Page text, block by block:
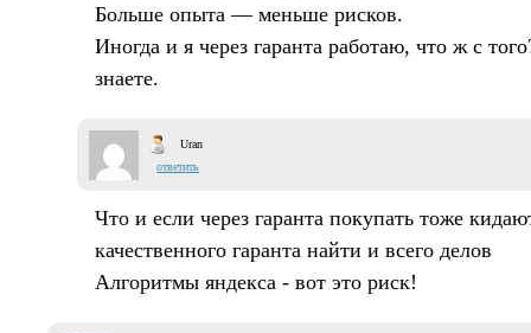
Больше опыта — меньше рисков.
Иногда и я через гаранта работаю, что ж с
знаете.
Uran
ответить
Что и если через гаранта покупать тоже
качественного гаранта найти и всего делов
Алгоритмы яндекса - вот это риск!